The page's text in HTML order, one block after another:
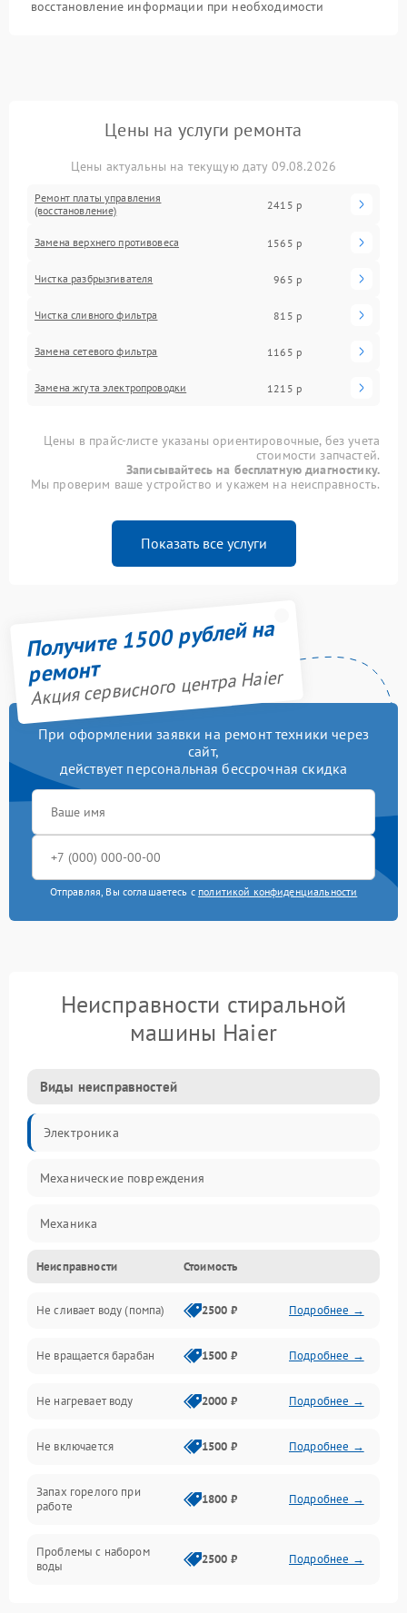
восстановление информации при необходимости
Цены на услуги ремонта
Цены актуальны на текущую дату 09.08.2026
Ремонт платы управления
(восстановление)
2415 р
Замена верхнего противовеса 1565 р
Чистка разбрызгивателя 965 р
Чистка сливного фильтра 815 р
Замена сетевого фильтра 1165 р
Замена жгута электропроводки 1215 р
Цены в прайс-листе указаны ориентировочные, без учета
стоимости запчастей.
Записывайтесь на бесплатную диагностику.
Мы проверим ваше устройство и укажем на неисправность.
Показать все услуги
Получите 1500 рублей на
ремонт
Акция сервисного центра Haier
При оформлении заявки на ремонт техники через
сайт,
действует персональная бессрочная скидка
Отправляя, Вы соглашаетесь с политикой конфиденциальности
Неисправности стиральной
машины Haier
Виды неисправностей
Электроника
Механические повреждения
Механика
Электропитание
Водоснабжение
Слив
Программное обеспечение
Неисправности Стоимость
Не сливает воду (помпа) 2500 ₽ Подробнее →
Не вращается барабан 1500 ₽ Подробнее →
Не нагревает воду 2000 ₽ Подробнее →
Не включается 1500 ₽ Подробнее →
Запах горелого при
работе
1800 ₽ Подробнее →
Проблемы с набором
воды
2500 ₽ Подробнее →